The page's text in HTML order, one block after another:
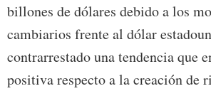
billones de dólares debido a los
cambiarios frente al dólar
contrarrestado una tendencia que
positiva respecto a la creación de